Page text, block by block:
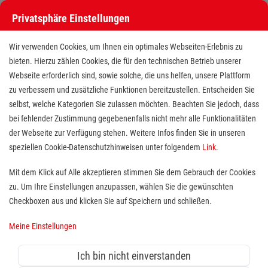
Fahrer (m/w/d) Fahrdienst für
Menschen mit Einschränkung in
Osnabrück TZ (15-18 Std./Wo.)
Standort(e):Osnabrück
Hast Du ein großes Herz für Menschen, die
Privatsphäre Einstellungen
Wir verwenden Cookies, um Ihnen ein optimales Webseiten-Erlebnis zu
bieten. Hierzu zählen Cookies, die für den technischen Betrieb unserer
Webseite erforderlich sind, sowie solche, die uns helfen, unsere Plattform
zu verbessern und zusätzliche Funktionen bereitzustellen. Entscheiden Sie
selbst, welche Kategorien Sie zulassen möchten. Beachten Sie jedoch, dass
bei fehlender Zustimmung gegebenenfalls nicht mehr alle Funktionalitäten
der Webseite zur Verfügung stehen. Weitere Infos finden Sie in unseren
speziellen Cookie-Datenschutzhinweisen unter folgendem Link.
Mit dem Klick auf Alle akzeptieren stimmen Sie dem Gebrauch der Cookies
zu. Um Ihre Einstellungen anzupassen, wählen Sie die gewünschten
Checkboxen aus und klicken Sie auf Speichern und schließen.
Meine Einstellungen
Ich bin nicht einverstanden